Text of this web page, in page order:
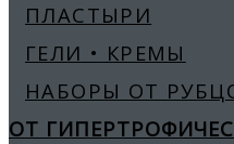
ПЛАСТЫРИ
ГЕЛИ • КРЕМЫ
НАБОРЫ ОТ
ОТ